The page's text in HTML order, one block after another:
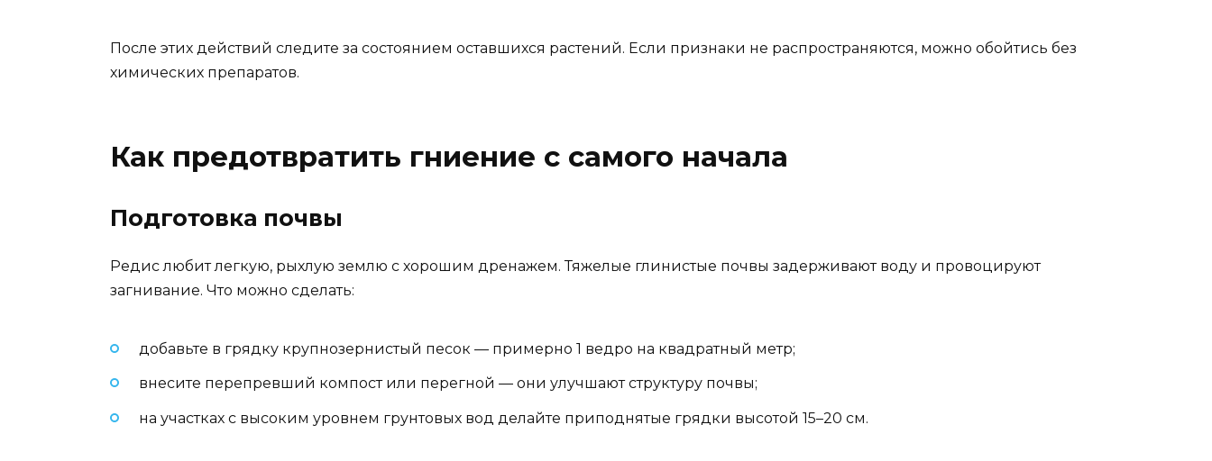
После этих действий следите за состоянием оставшихся растений. Если признаки не распространяются, можно обойтись без
химических препаратов.
Как предотвратить гниение с самого начала
Подготовка почвы
Редис любит легкую, рыхлую землю с хорошим дренажем. Тяжелые глинистые почвы задерживают воду и провоцируют
загнивание. Что можно сделать:
добавьте в грядку крупнозернистый песок — примерно 1 ведро на квадратный метр;
внесите перепревший компост или перегной — они улучшают структуру почвы;
на участках с высоким уровнем грунтовых вод делайте приподнятые грядки высотой 15–20 см.